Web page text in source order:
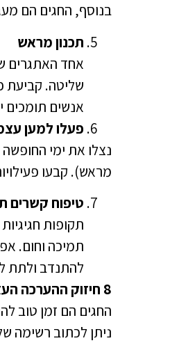
בנוסף, החגים הם
תכנון מראש
אחד האתגרים
שליטה. קביעת
אנשים תומכים
פעלו למען
נצלו את ימי
מראש). קבעו
טיפוח קשרים
תקופות
תמיכה וחום.
להתנדב ולתת
8 חיזוק ההערכה העצמית
החגים הם זמן טוב
ניתן לכתוב רשימה